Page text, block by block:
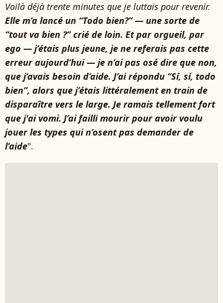
Voilà déjà trente minutes que je luttais pour revenir.
Elle m’a lancé un “Todo bien?” — une sorte de
“tout va bien ?” crié de loin. Et par orgueil, par
ego — j’étais plus jeune, je ne referais pas cette
erreur aujourd’hui — je n’ai pas osé dire que non,
que j’avais besoin d’aide. J’ai répondu “Sí, sí, todo
bien”, alors que j’étais littéralement en train de
disparaître vers le large. Je ramais tellement fort
que j'ai vomi. J’ai failli mourir pour avoir voulu
jouer les types qui n’osent pas demander de
l’aide".